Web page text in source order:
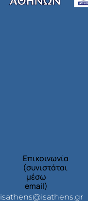
Επικοινωνία
(συνιστάται
μέσω
email)
isathens@isathens.gr